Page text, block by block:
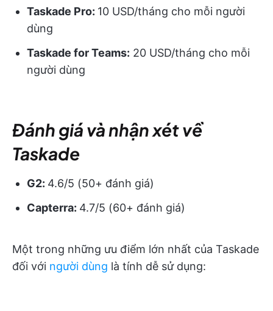
Taskade Pro: 10 USD/tháng cho mỗi người
dùng
Taskade for Teams: 20 USD/tháng cho mỗi
người dùng
Đánh giá và nhận xét về
Taskade
G2: 4.6/5 (50+ đánh giá)
Capterra: 4.7/5 (60+ đánh giá)
Một trong những ưu điểm lớn nhất của Taskade
đối với người dùng là tính dễ sử dụng: